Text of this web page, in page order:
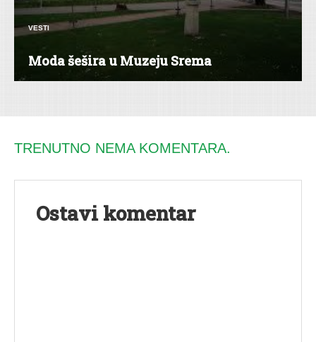
VESTI
Moda šešira u Muzeju Srema
TRENUTNO NEMA KOMENTARA.
Ostavi komentar